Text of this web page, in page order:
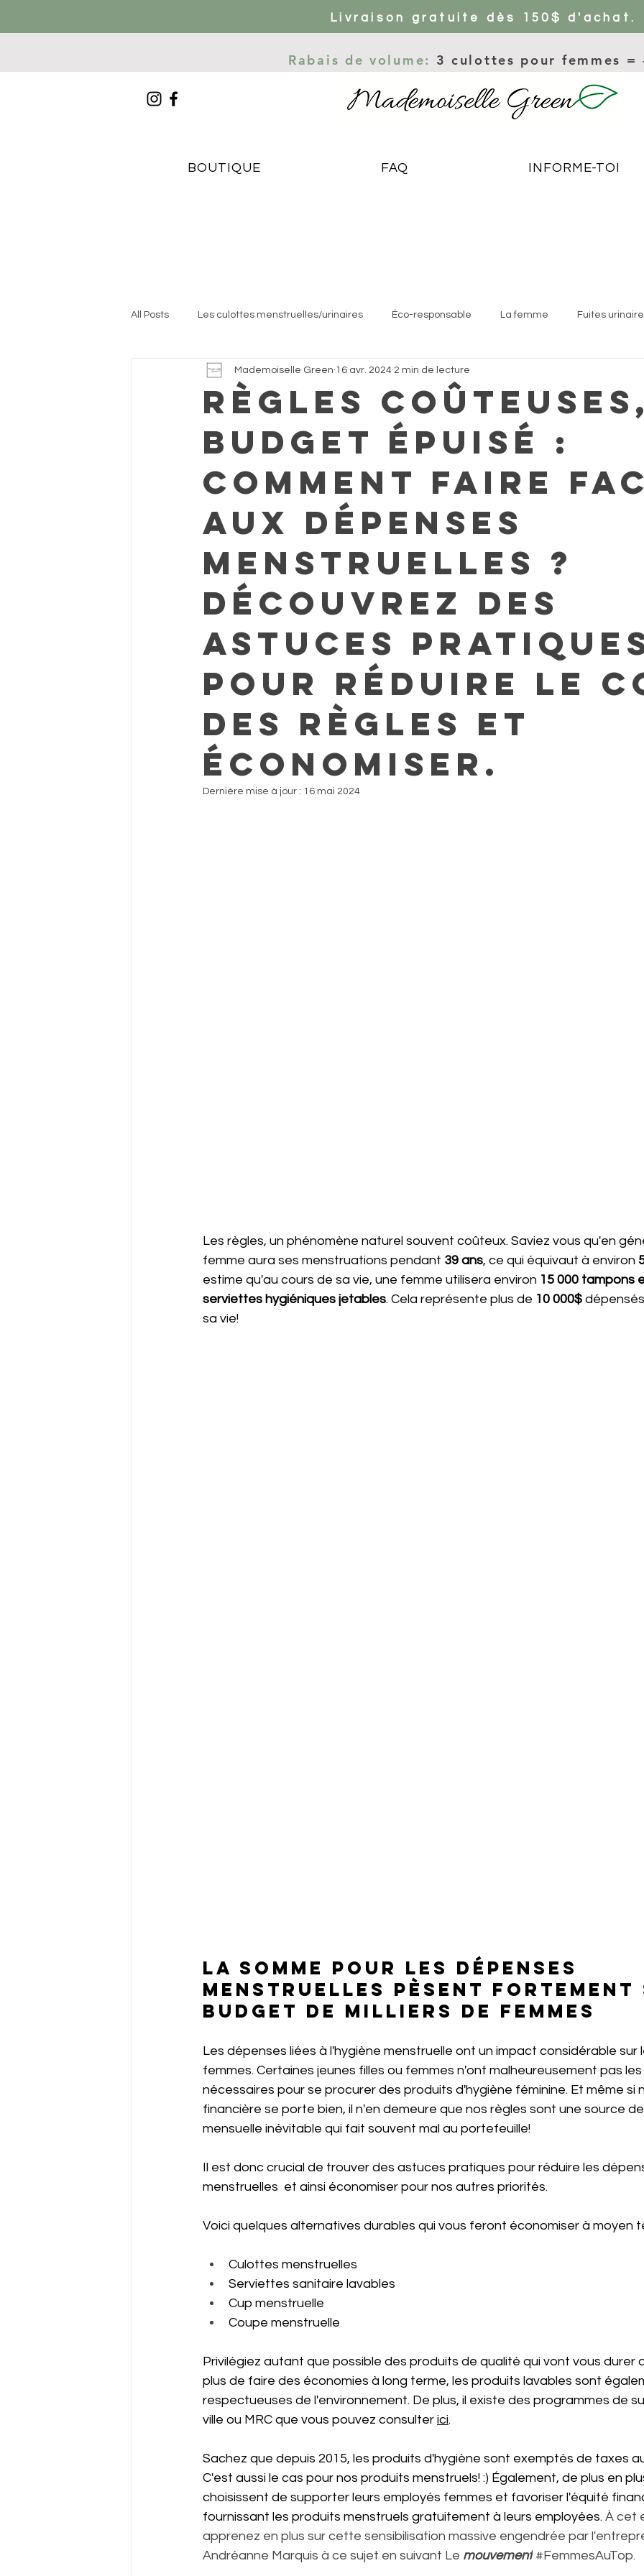
Livraison gratuite dès 150$ d'achat.
Rabais de volume: 3 culottes pour femmes =
BOUTIQUE FAQ INFORME-TOI
All Posts Les culottes menstruelles/urinaires Éco-responsable La femme Fuites
Règles
budget épuisé :
comment faire
aux dépenses
menstruelles ?
Découvrez des
astuces
pour réduire le
des règles et
économiser.
Mademoiselle Green 16 avr. 2024 2 min de lecture
Dernière mise à jour : 16 mai 2024
Les règles, un phénomène naturel souvent coûteux. Saviez vous qu'en
femme aura ses menstruations pendant 39 ans, ce qui équivaut à environ
estime qu'au cours de sa vie, une femme utilisera environ 15 000 tampons
serviettes hygiéniques jetables. Cela représente plus de 10 000$
sa vie!
La somme pour les dépenses
menstruelles pèsent
budget de milliers de femmes
Les dépenses liées à l'hygiène menstruelle ont un impact considérable
femmes. Certaines jeunes filles ou femmes n'ont malheureusement pas
nécessaires pour se procurer des produits d'hygiène féminine. Et même
financière se porte bien, il n'en demeure que nos règles sont une source
mensuelle inévitable qui fait souvent mal au portefeuille!
Il est donc crucial de trouver des astuces pratiques pour réduire les
menstruelles  et ainsi économiser pour nos autres priorités.
Voici quelques alternatives durables qui vous feront économiser à moyen
Culottes menstruelles
Serviettes sanitaire lavables
Cup menstruelle
Coupe menstruelle
Privilégiez autant que possible des produits de qualité qui vont vous durer
plus de faire des économies à long terme, les produits lavables sont
respectueuses de l'environnement. De plus, il existe des programmes de
ville ou MRC que vous pouvez consulter ici.
Sachez que depuis 2015, les produits d'hygiène sont exemptés de taxes
C'est aussi le cas pour nos produits menstruels! :) Également, de plus en
choisissent de supporter leurs employés femmes et favoriser l'équité
fournissant les produits menstruels gratuitement à leurs employées. À cet
apprenez en plus sur cette sensibilisation massive engendrée par
Andréanne Marquis à ce sujet en suivant Le mouvement #FemmesAuTop.